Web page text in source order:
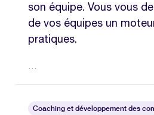
son équipe. Vous vous
de vos équipes un
pratiques.
…
Coaching et développement des